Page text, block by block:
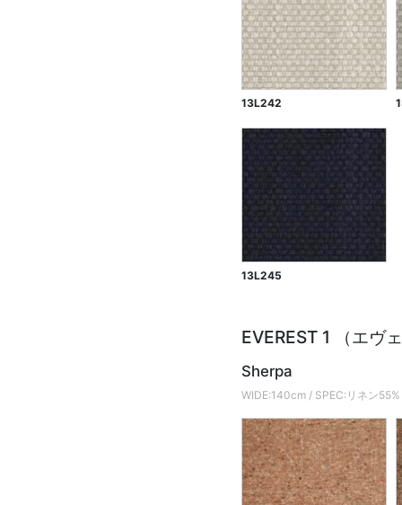
13L242
13L245
EVEREST 1 （エヴ
Sherpa
WIDE:140cm / SPEC:リネン